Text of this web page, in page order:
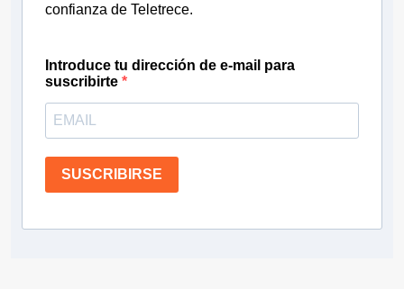
confianza de Teletrece.
Introduce tu dirección de e-mail para
suscribirte
SUSCRIBIRSE